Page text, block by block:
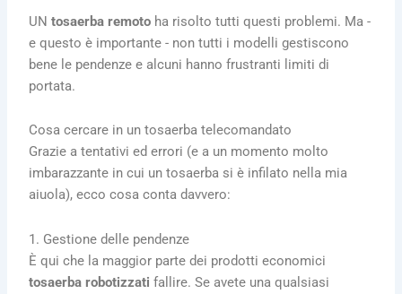
UNtosaerba remoto ha risolto tutti questi problemi. Ma -
e questo è importante - non tutti i modelli gestiscono
bene le pendenze e alcuni hanno frustranti limiti di
portata.
Cosa cercare in un tosaerba telecomandato
Grazie a tentativi ed errori (e a un momento molto
imbarazzante in cui un tosaerba si è infilato nella mia
aiuola), ecco cosa conta davvero:
1. Gestione delle pendenze
È qui che la maggior parte dei prodotti economici
tosaerba robotizzati fallire. Se avete una qualsiasi